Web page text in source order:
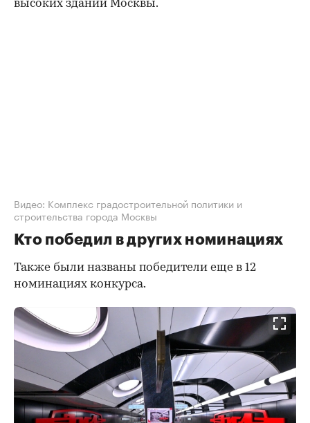
00:00 / 00:00
высоких зданий Москвы.
Видео: Комплекс градостроительной политики и
строительства города Москвы
Кто победил в других номинациях
Также были названы победители еще в 12
номинациях конкурса.